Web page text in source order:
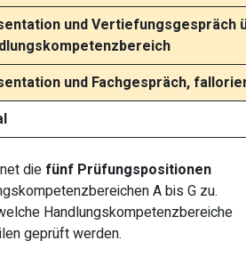
und Vertiefungsgespräch
und Fachgespräch,
die fünf Prüfungspositionen
A bis G zu.
Handlungskompetenzbereiche
geprüft werden.